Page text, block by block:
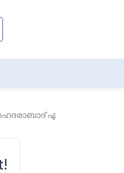
be updated as per the
എന്നിവിടങ്ങളിലെ